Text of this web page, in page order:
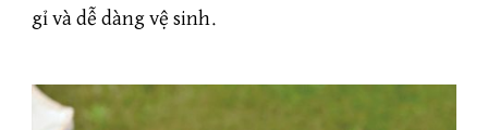
gỉ và dễ dàng vệ sinh.